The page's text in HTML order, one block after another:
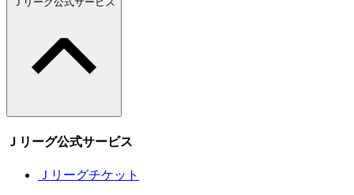
Ｊリーグ公式サービス
Ｊリーグチケット